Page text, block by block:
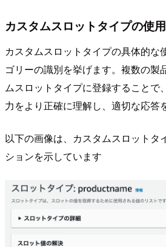
カスタムスロットタイプの使
カスタムスロットタイプの具体的な
ゴリーの識別を挙げます。複数の製
ムスロットタイプに登録することで
力をより正確に理解し、適切な応答
以下の画像は、カスタムスロットタ
ションを示しています